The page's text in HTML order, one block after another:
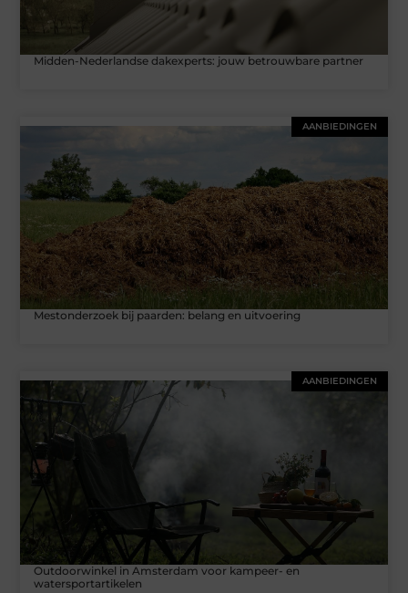
Midden-Nederlandse dakexperts: jouw betrouwbare partner
AANBIEDINGEN
Mestonderzoek bij paarden: belang en uitvoering
AANBIEDINGEN
Outdoorwinkel in Amsterdam voor kampeer- en
watersportartikelen